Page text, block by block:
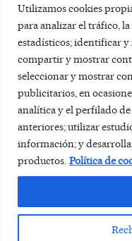
Utilizamos cookies
para analizar el tráfico,
estadísticos; identificar y
compartir y mostrar
seleccionar y mostrar
publicitarios, en
analítica y el perfilado
anteriores; utilizar
información; y
productos. Política de